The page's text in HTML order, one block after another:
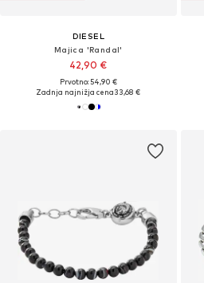
DIESEL
Majica 'Randal'
42,90 €
Prvotno: 54,90 €
Zadnja najnižja cena33,68 €